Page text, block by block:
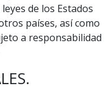
de los Estados
países, así como
a responsabilidad